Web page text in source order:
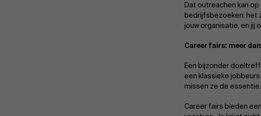
Dat outreachen kan
bedrijfsbezoeken: het
jouw organisatie, en jij
Career fairs: meer
Een bijzonder
een klassieke
missen ze de
Career fairs bieden